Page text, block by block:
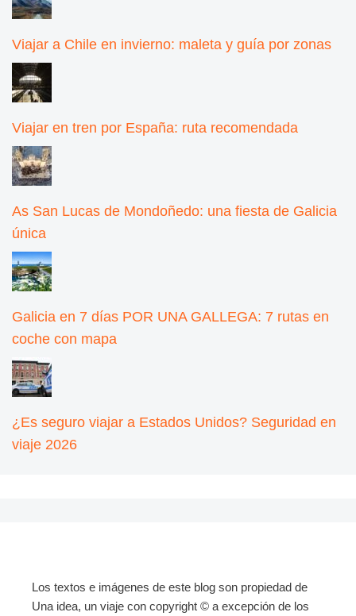
Viajar a Chile en invierno: maleta y guía por zonas
Viajar en tren por España: ruta recomendada
As San Lucas de Mondoñedo: una fiesta de Galicia
única
Galicia en 7 días POR UNA GALLEGA: 7 rutas en
coche con mapa
¿Es seguro viajar a Estados Unidos? Seguridad en
viaje 2026
Los textos e imágenes de este blog son propiedad de
Una idea, un viaje con copyright © a excepción de los